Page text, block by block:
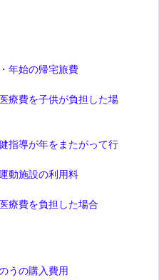
年始の帰宅旅費
療費を子供が負担した場
指導が年をまたがって行
動施設の利用料
療費を負担した場合
うの購入費用